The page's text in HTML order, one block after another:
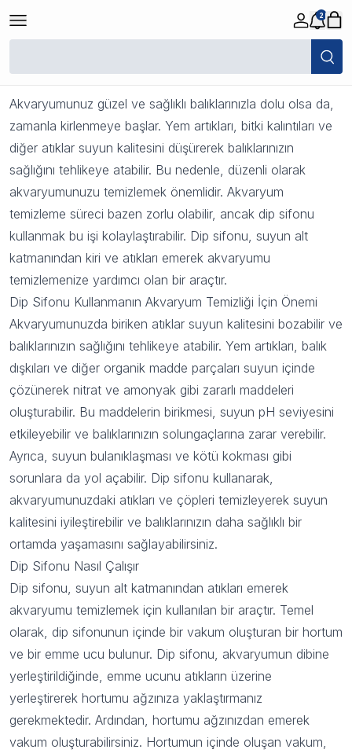
2
28 Aralık 2023 09:43
Akvaryumunuz güzel ve sağlıklı balıklarınızla dolu olsa da,
zamanla kirlenmeye başlar. Yem artıkları, bitki kalıntıları ve
diğer atıklar suyun kalitesini düşürerek balıklarınızın
sağlığını tehlikeye atabilir. Bu nedenle, düzenli olarak
akvaryumunuzu temizlemek önemlidir. Akvaryum
temizleme süreci bazen zorlu olabilir, ancak dip sifonu
kullanmak bu işi kolaylaştırabilir. Dip sifonu, suyun alt
katmanından kiri ve atıkları emerek akvaryumu
temizlemenize yardımcı olan bir araçtır.
Dip Sifonu Kullanmanın Akvaryum Temizliği İçin Önemi
Akvaryumunuzda biriken atıklar suyun kalitesini bozabilir ve
balıklarınızın sağlığını tehlikeye atabilir. Yem artıkları, balık
dışkıları ve diğer organik madde parçaları suyun içinde
çözünerek nitrat ve amonyak gibi zararlı maddeleri
oluşturabilir. Bu maddelerin birikmesi, suyun pH seviyesini
etkileyebilir ve balıklarınızın solungaçlarına zarar verebilir.
Ayrıca, suyun bulanıklaşması ve kötü kokması gibi
sorunlara da yol açabilir. Dip sifonu kullanarak,
akvaryumunuzdaki atıkları ve çöpleri temizleyerek suyun
kalitesini iyileştirebilir ve balıklarınızın daha sağlıklı bir
ortamda yaşamasını sağlayabilirsiniz.
Dip Sifonu Nasıl Çalışır
Dip sifonu, suyun alt katmanından atıkları emerek
akvaryumu temizlemek için kullanılan bir araçtır. Temel
olarak, dip sifonunun içinde bir vakum oluşturan bir hortum
ve bir emme ucu bulunur. Dip sifonu, akvaryumun dibine
yerleştirildiğinde, emme ucunu atıkların üzerine
yerleştirerek hortumu ağzınıza yaklaştırmanız
gerekmektedir. Ardından, hortumu ağzınızdan emerek
vakum oluşturabilirsiniz. Hortumun içinde oluşan vakum,